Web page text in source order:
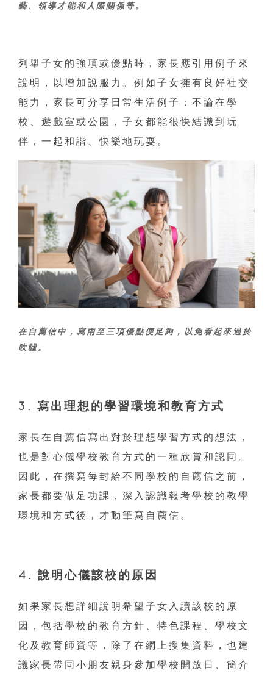
藝、領導才能和人際關係等。
列舉子女的強項或優點時，家長應引用例子來
說明，以增加說服力。例如子女擁有良好社交
能力，家長可分享日常生活例子：不論在學
校、遊戲室或公園，子女都能很快結識到玩
伴，一起和諧、快樂地玩耍。
在自薦信中，寫兩至三項優點便足夠，以免看起來過於
吹噓。
3. 寫出理想的學習環境和教育方式
家長在自薦信寫出對於理想學習方式的想法，
也是對心儀學校教育方式的一種欣賞和認同。
因此，在撰寫每封給不同學校的自薦信之前，
家長都要做足功課，深入認識報考學校的教學
環境和方式後，才動筆寫自薦信。
4. 說明心儀該校的原因
如果家長想詳細說明希望子女入讀該校的原
因，包括學校的教育方針、特色課程、學校文
化及教育師資等，除了在網上搜集資料，也建
議家長帶同小朋友親身參加學校開放日、簡介